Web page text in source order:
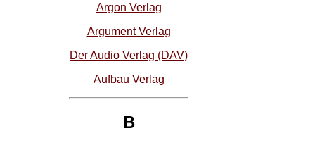
Argon Verlag
Argument Verlag
Der Audio Verlag (DAV)
Aufbau Verlag
B